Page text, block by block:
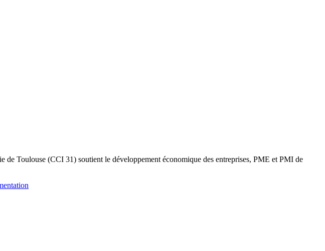
de Toulouse (CCI 31) soutient le développement économique des entreprises, PME et PMI de